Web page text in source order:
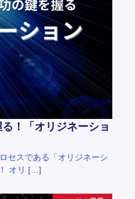
！「オリジネーショ
セスである「オリジネーシ
オリ […]